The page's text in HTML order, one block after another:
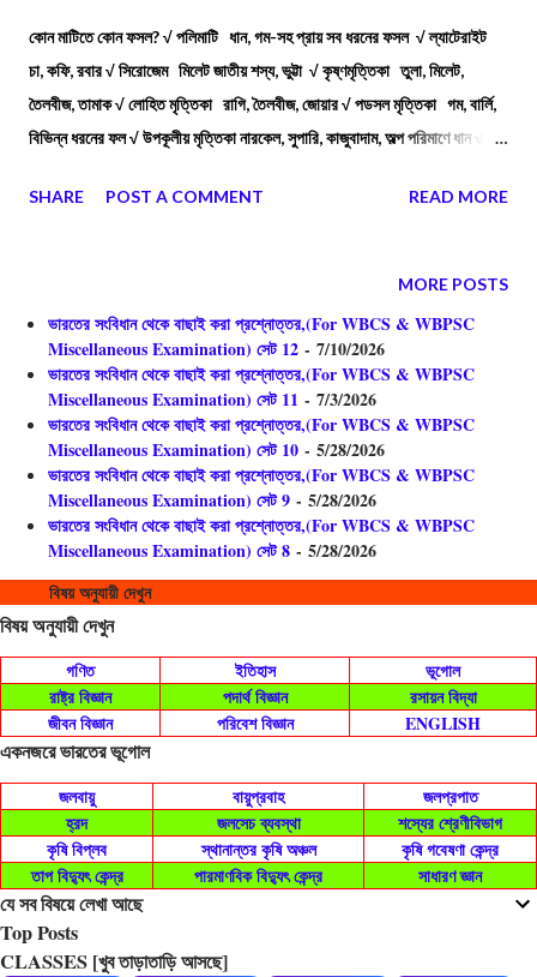
কোন মাটিতে কোন ফসল? √ পলিমাটি ধান, গম-সহ প্রায় সব ধরনের ফসল √ ল্যাটেরাইট
চা, কফি, রবার √ সিরোজেম মিলেট জাতীয় শস্য, ভুট্টা √ কৃষ্ণমৃত্তিকা তুলা, মিলেট,
তৈলবীজ, তামাক √ লোহিত মৃত্তিকা রাগি, তৈলবীজ, জোয়ার √ পডসল মৃত্তিকা গম, বার্লি,
বিভিন্ন ধরনের ফল √ উপকূলীয় মৃত্তিকা নারকেল, সুপারি, কাজুবাদাম, অল্প পরিমাণে ধান √
SHARE
POST A COMMENT READ MORE
MORE POSTS
ভারতের সংবিধান থেকে বাছাই করা প্রশ্নোত্তর,(For WBCS & WBPSC
Miscellaneous Examination) সেট 12 - 7/10/2026
ভারতের সংবিধান থেকে বাছাই করা প্রশ্নোত্তর,(For WBCS & WBPSC
Miscellaneous Examination) সেট 11 - 7/3/2026
ভারতের সংবিধান থেকে বাছাই করা প্রশ্নোত্তর,(For WBCS & WBPSC
Miscellaneous Examination) সেট 10 - 5/28/2026
ভারতের সংবিধান থেকে বাছাই করা প্রশ্নোত্তর,(For WBCS & WBPSC
Miscellaneous Examination) সেট 9 - 5/28/2026
ভারতের সংবিধান থেকে বাছাই করা প্রশ্নোত্তর,(For WBCS & WBPSC
Miscellaneous Examination) সেট 8 - 5/28/2026
বিষয় অনুযায়ী দেখুন
বিষয় অনুযায়ী দেখুন
গণিত ইতিহাস
ভূগোল
রাষ্ট্র বিজ্ঞান
পদার্থ বিজ্ঞান
রসায়ন বিদ্যা
জীবন বিজ্ঞান
পরিবেশ বিজ্ঞান ENGLISH
একনজরে ভারতের ভূগোল
জলবায়ু বায়ুপ্রবাহ
জলপ্রপাত
হ্রদ
জলসেচ ব্যবস্থা
শস্যের শ্রেণীবিভাগ
কৃষি বিপ্লব
স্থানান্তর কৃষি অঞ্চল
কৃষি গবেষণা কেন্দ্র
তাপ বিদ্যুৎ কেন্দ্র
পারমাণবিক বিদ্যুৎ কেন্দ্র সাধারণ জ্ঞান
যে সব বিষয়ে লেখা আছে
Top Posts
CLASSES [খুব তাড়াতাড়ি আসছে]